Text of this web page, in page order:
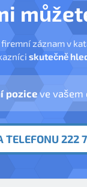
záznam v
skutečně
poziceve vašem
TELEFONU 222